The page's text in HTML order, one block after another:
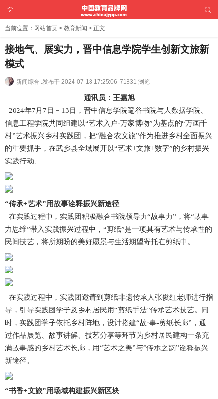
当前位置： 网站首页 > 教育新闻 > 正文
接地气、展实力，晋中信息学院学生创新文旅新
模式
新闻综合 .发布于 2024-07-18 17:25:06 71831 浏览
通讯员：王嘉旭
2024年7月7日－13日，晋中信息学院毣谷书院与大数据学院、
信息工程学院共同组建以“艺术入户·万家博物”为基点的“万画千
村”艺术振兴乡村实践团，把“融合农文旅”作为推进乡村全面振兴
的重要抓手，在武乡县全域展开以“艺术+文旅+数字”的乡村振兴
实践行动。
“传承+艺术”用故事诠释振兴新途径
在实践过程中，实践团积极融合书院领导力“故事力”，将“故事
力思维”带入实践振兴过程中，“剪纸”是一项具有艺术与传承性的
民间技艺，将所期盼的美好愿景与生活期望寄托在剪纸中。
在实践过程中，实践团邀请到剪纸非遗传承人张俊红老师进行指
导，引导实践团学子及乡村居民用“剪纸手法”传承艺术技艺。同
时，实践团学子依托乡村阵地，设计搭建“故·事-剪纸长廊”，通
过作品展览、故事讲解、技艺分享等环节为乡村居民建构一条充
满故事感的乡村艺术长廊，用“艺术之美”与“传承之韵”诠释振兴
新途径。
“书香+文旅”用场域构建振兴新区块